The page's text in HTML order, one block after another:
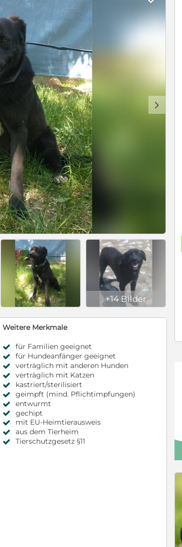
d
+14 Bilder
Weitere Merkmale
für Familien geeignet
für Hundeanfänger geeignet
verträglich mit anderen Hunden
verträglich mit Katzen
kastriert/sterilisiert
geimpft (mind. Pflichtimpfungen)
entwurmt
gechipt
mit EU-Heimtierausweis
aus dem Tierheim
Tierschutzgesetz §11